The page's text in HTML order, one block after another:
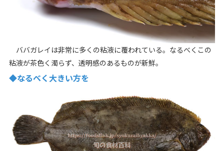
ババガレイは非常に多くの粘液に覆われている。なるべくこの
粘液が茶色く濁らず、透明感のあるものが新鮮。
◆なるべく大きい方を